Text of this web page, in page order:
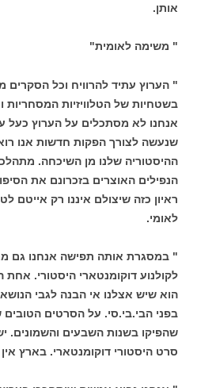
אותן.
" משימה לאומית"
" הערוץ עתיד להרוויח וכל
בשטחיות של הטלוויזיות המסחריות
אנחנו לא מסתכלים על הערוץ כעל
שנעשה לצורך הפקות חדשות אנו
ההיסטוריה שלנו מן השיכחה.
הנפילים האוצרים בזכרונם את
ראיון כזה שיצולם איננו רק אייטם
לאומי.
" במסגרת אותה תפישה אנחנו גם
לקולנוע דוקומנטארי היסטורי.
הוא שיש אצלנו אי הבנה לגבי
בפני הבי.בי.סי. על הסרטים
שהפיקו בשנות השבעים
סרט היסטורי דוקומנטארי. בארץ אין